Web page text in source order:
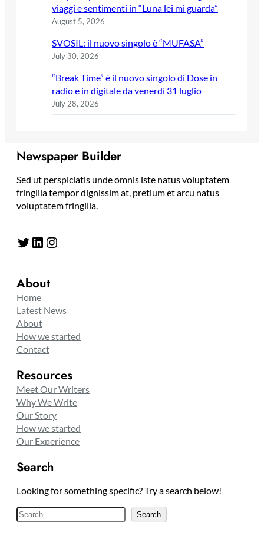
viaggi e sentimenti in “Luna lei mi guarda”
August 5, 2026
SVOSIL: il nuovo singolo è “MUFASA”
July 30, 2026
“Break Time” è il nuovo singolo di Dose in
radio e in digitale da venerdì 31 luglio
July 28, 2026
Newspaper Builder
Sed ut perspiciatis unde omnis iste natus voluptatem
fringilla tempor dignissim at, pretium et arcu natus
voluptatem fringilla.
Twitter LinkedIn Instagram
About
Home
Latest News
About
How we started
Contact
Resources
Meet Our Writers
Why We Write
Our Story
How we started
Our Experience
Search
Looking for something specific? Try a search below!
S
e
Search